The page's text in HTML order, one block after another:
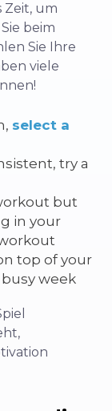
Zeit, um
beim
Sie Ihre
viele
select a
try a
but
in your
top of your
week